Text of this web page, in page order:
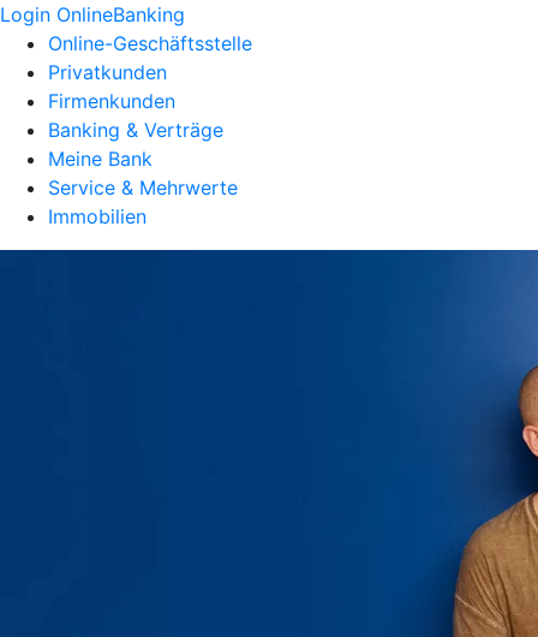
Login OnlineBanking
Online-Geschäftsstelle
Privatkunden
Firmenkunden
Banking & Verträge
Meine Bank
Service & Mehrwerte
Immobilien